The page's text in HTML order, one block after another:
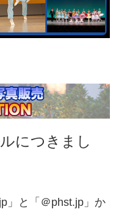
につきまし
」と「＠phst.jp」か